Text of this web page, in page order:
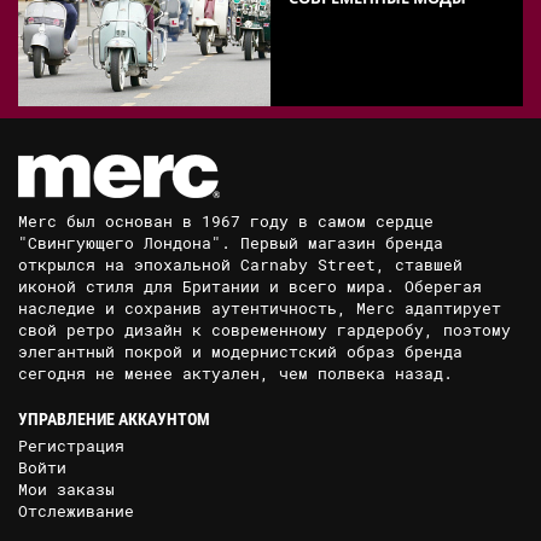
Merc был основан в 1967 году в самом сердце
"Свингующего Лондона". Первый магазин бренда
открылся на эпохальной Carnaby Street, ставшей
иконой стиля для Британии и всего мира. Оберегая
наследие и сохранив аутентичность, Merc адаптирует
свой ретро дизайн к современному гардеробу, поэтому
элегантный покрой и модернистский образ бренда
сегодня не менее актуален, чем полвека назад.
УПРАВЛЕНИЕ АККАУНТОМ
Регистрация
Войти
Мои заказы
Отслеживание